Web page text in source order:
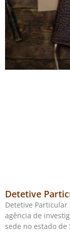
Detetive
Detetive Particular
agência de
sede no estado de